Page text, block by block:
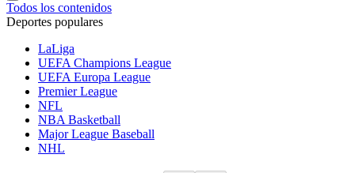
Todos los contenidos
Deportes populares
LaLiga
UEFA Champions League
UEFA Europa League
Premier League
NFL
NBA Basketball
Major League Baseball
NHL